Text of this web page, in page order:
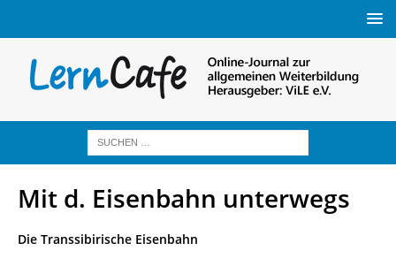
Mit d. Eisenbahn unterwegs
Die Transsibirische Eisenbahn